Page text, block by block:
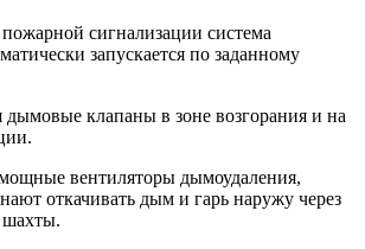
сигнализации система
запускается по заданному
дымовые клапаны в зоне возгорания и на
вентиляторы дымоудаления,
откачивать дым и гарь наружу через
шахты.